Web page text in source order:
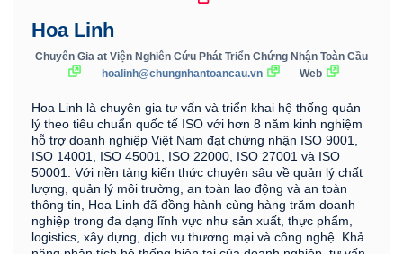
Hoa Linh
Chuyên Gia at Viện Nghiên Cứu Phát Triển Chứng Nhận Toàn Cầu
–
hoalinh@chungnhantoancau.vn – Web
Hoa Linh là chuyên gia tư vấn và triển khai hệ thống quản
lý theo tiêu chuẩn quốc tế ISO với hơn 8 năm kinh nghiệm
hỗ trợ doanh nghiệp Việt Nam đạt chứng nhận ISO 9001,
ISO 14001, ISO 45001, ISO 22000, ISO 27001 và ISO
50001. Với nền tảng kiến thức chuyên sâu về quản lý chất
lượng, quản lý môi trường, an toàn lao động và an toàn
thông tin, Hoa Linh đã đồng hành cùng hàng trăm doanh
nghiệp trong đa dạng lĩnh vực như sản xuất, thực phẩm,
logistics, xây dựng, dịch vụ thương mại và công nghệ. Khả